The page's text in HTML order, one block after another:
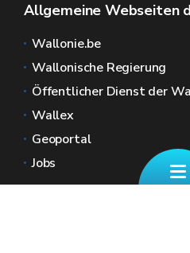
Allgemeine Webseiten
Wallonie.be
Wallonische Regierung
Öffentlicher Dienst der
Wallex
Geoportal
Jobs